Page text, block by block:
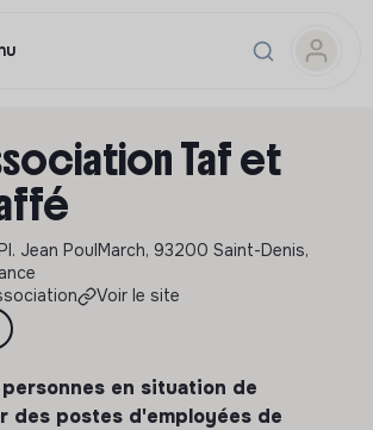
Taf et
Jean PoulMarch, 93200 Saint-Denis,
Voir le site
en situation de
des postes d'employées de